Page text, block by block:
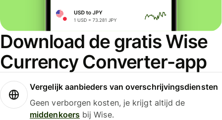
Download de gratis Wise
Currency Converter-app
Vergelijk aanbieders van overschrijvingsdiensten
Geen verborgen kosten, je krijgt altijd de
middenkoersbij Wise.